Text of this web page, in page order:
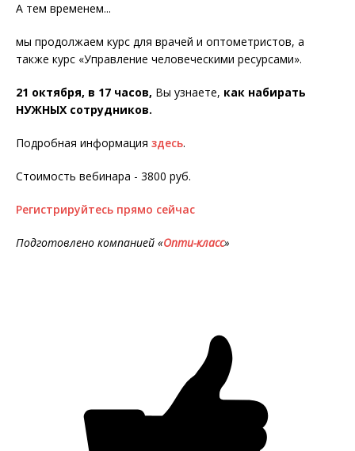
А тем временем...
мы продолжаем курс для врачей и оптометристов, а
также курс «Управление человеческими ресурсами».
21 октября, в 17 часов, Вы узнаете, как набирать
НУЖНЫХ сотрудников.
Подробная информация здесь.
Стоимость вебинара - 3800 руб.
Регистрируйтесь прямо сейчас
Подготовлено компанией «Опти-класс»